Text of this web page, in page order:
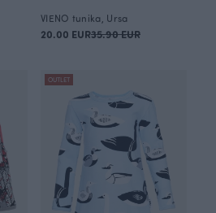
VIENO tunika, Ursa
20.00 EUR35.90 EUR
OUTLET